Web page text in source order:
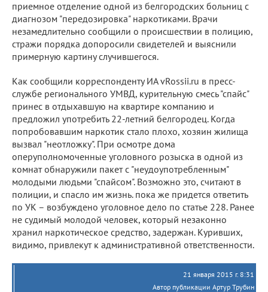
приемное отделение одной из белгородских больниц с
диагнозом "передозировка" наркотиками. Врачи
незамедлительно сообщили о происшествии в полицию,
стражи порядка допоросили свидетелей и выяснили
примерную картину случившегося.
Как сообщили корреспонденту ИА vRossii.ru в пресс-
службе регионального УМВД, курительную смесь "спайс"
принес в отдыхавшую на квартире компанию и
предложил употребить 22-летний белгородец. Когда
попробовавшим наркотик стало плохо, хозяин жилища
вызвал "неотложку". При осмотре дома
оперуполномоченные уголовного розыска в одной из
комнат обнаружили пакет с "неудоупотребленным"
молодыми людьми "спайсом". Возможно это, считают в
полиции, и спасло им жизнь. пока же придется ответить
по УК – возбуждено уголовное дело по статье 228. Ранее
не судимый молодой человек, который незаконно
хранил наркотическое средство, задержан. Куривших,
видимо, привлекут к административной ответственности.
21 января 2015 г. 8:31
Автор публикации Артур Трубин